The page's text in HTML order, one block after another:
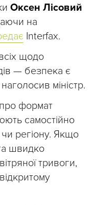
Оксен Лісовий
на
Interfax.
щодо
— безпека є
міністр.
формат
самостійно
чи регіону. Якщо
швидко
тривоги,